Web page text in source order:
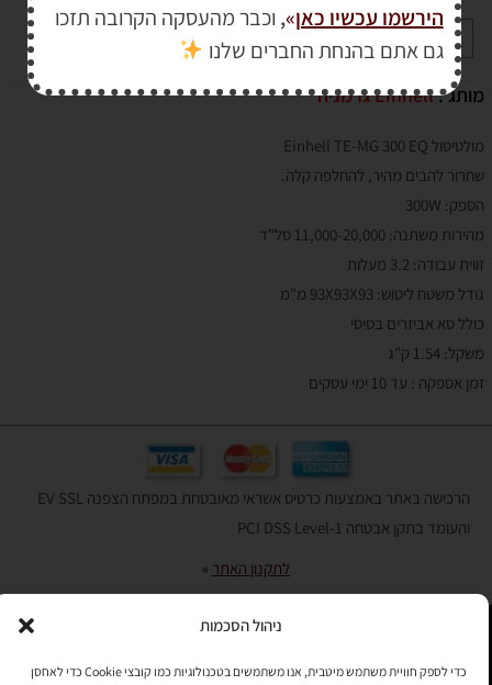
ניהול הסכמות
כדי לספק חוויית משתמש מיטבית, אנו משתמשים בטכנולוגיות כמו קובצי Cookie כדי לאחסן
-
מותג :Einhell גרמניה
מולטיטול Einhell TE-MG 300 EQ
שחרור להבים מהיר, להחלפה קלה.
הספק: 300W
מהירות משתנה: 11,000-20,000 סל"ד
זווית עבודה: 3.2 מעלות
גודל משטח ליטוש: 93X93X93 מ"מ
כולל סא אביזרים בסיסי
משקל: 1.54 ק"ג
זמן אספקה : עד 10 ימי עסקים
הרכישה באתר באמצעות כרטיס אשראי מאובטחת במפתח הצפנה EV SSL
והעומד בתקן אבטחה PCI DSS Level-1
לתקנון האתר»
הירשמו עכשיו כאן»
, וכבר מהעסקה הקרובה תזכו
גם אתם בהנחת החברים שלנו